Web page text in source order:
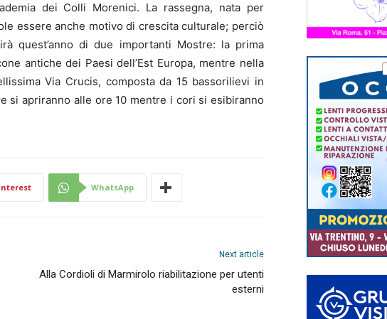
dei Colli Morenici. La rassegna, nata per
essere anche motivo di crescita culturale; perciò
quest’anno di due importanti Mostre: la prima
antiche dei Paesi dell’Est Europa, mentre nella
Via Crucis, composta da 15 bassorilievi in
si apriranno alle ore 10 mentre i cori si esibiranno
WhatsApp
Next article
Alla Cordioli di Marmirolo riabilitazione per utenti
esterni